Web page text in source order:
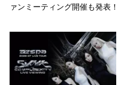
ァンミーティング開催も発表！